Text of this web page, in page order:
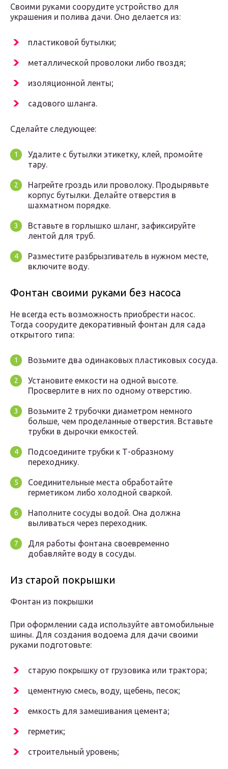
Своими руками соорудите устройство для
украшения и полива дачи. Оно делается из:
пластиковой бутылки;
металлической проволоки либо гвоздя;
изоляционной ленты;
садового шланга.
Сделайте следующее:
Удалите с бутылки этикетку, клей, промойте
тару.
Нагрейте гроздь или проволоку. Продырявьте
корпус бутылки. Делайте отверстия в
шахматном порядке.
Вставьте в горлышко шланг, зафиксируйте
лентой для труб.
Разместите разбрызгиватель в нужном месте,
включите воду.
Фонтан своими руками без насоса
Не всегда есть возможность приобрести насос.
Тогда соорудите декоративный фонтан для сада
открытого типа:
Возьмите два одинаковых пластиковых сосуда.
Установите емкости на одной высоте.
Просверлите в них по одному отверстию.
Возьмите 2 трубочки диаметром немного
больше, чем проделанные отверстия. Вставьте
трубки в дырочки емкостей.
Подсоедините трубки к Т-образному
переходнику.
Соединительные места обработайте
герметиком либо холодной сваркой.
Наполните сосуды водой. Она должна
выливаться через переходник.
Для работы фонтана своевременно
добавляйте воду в сосуды.
Из старой покрышки
Фонтан из покрышки
При оформлении сада используйте автомобильные
шины. Для создания водоема для дачи своими
руками подготовьте:
старую покрышку от грузовика или трактора;
цементную смесь, воду, щебень, песок;
емкость для замешивания цемента;
герметик;
строительный уровень;